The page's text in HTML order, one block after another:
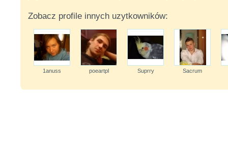
Zobacz profile innych uzytkowników:
1anuss poeartpl Suprry Sacrum